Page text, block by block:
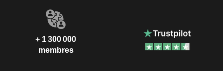
+ 1 300 000
membres